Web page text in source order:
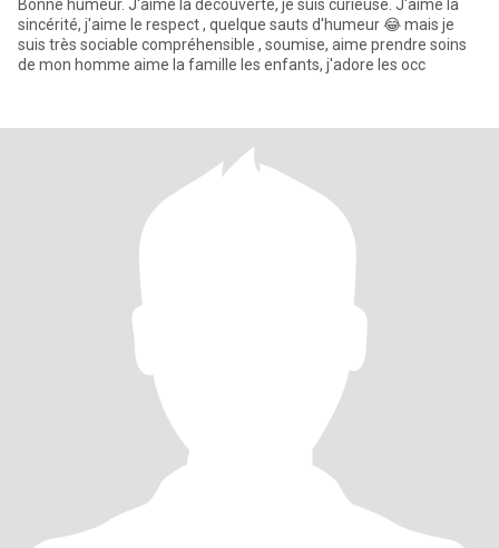
Bonne humeur. J'aime la découverte, je suis curieuse. J'aime la
sincérité, j'aime le respect , quelque sauts d'humeur 😂 mais je
suis très sociable compréhensible , soumise, aime prendre soins
de mon homme aime la famille les enfants, j'adore les occ